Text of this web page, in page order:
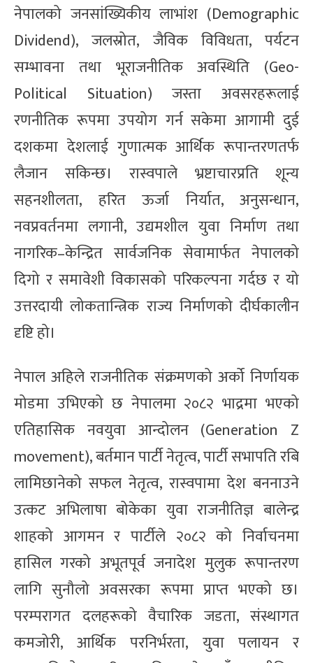
नेपालको जनसांख्यिकीय लाभांश (Demographic
Dividend), जलस्रोत, जैविक विविधता, पर्यटन
सम्भावना तथा भूराजनीतिक अवस्थिति (Geo-
Political Situation) जस्ता अवसरहरूलाई
रणनीतिक रूपमा उपयोग गर्न सकेमा आगामी दुई
दशकमा देशलाई गुणात्मक आर्थिक रूपान्तरणतर्फ
लैजान सकिन्छ। रास्वपाले भ्रष्टाचारप्रति शून्य
सहनशीलता, हरित ऊर्जा निर्यात, अनुसन्धान,
नवप्रवर्तनमा लगानी, उद्यमशील युवा निर्माण तथा
नागरिक–केन्द्रित सार्वजनिक सेवामार्फत नेपालको
दिगो र समावेशी विकासको परिकल्पना गर्दछ र यो
उत्तरदायी लोकतान्त्रिक राज्य निर्माणको दीर्घकालीन
दृष्टि हो।
नेपाल अहिले राजनीतिक संक्रमणको अर्को निर्णायक
मोडमा उभिएको छ नेपालमा २०८२ भाद्रमा भएको
एतिहासिक नवयुवा आन्दोलन (Generation Z
movement), बर्तमान पार्टी नेतृत्व, पार्टी सभापति रबि
लामिछानेको सफल नेतृत्व, रास्वपामा देश बननाउने
उत्कट अभिलाषा बोकेका युवा राजनीतिज्ञ बालेन्द्र
शाहको आगमन र पार्टीले २०८२ को निर्वाचनमा
हासिल गरको अभूतपूर्व जनादेश मुलुक रूपान्तरण
लागि सुनौलो अवसरका रूपमा प्राप्त भएको छ।
परम्परागत दलहरूको वैचारिक जडता, संस्थागत
कमजोरी, आर्थिक परनिर्भरता, युवा पलायन र